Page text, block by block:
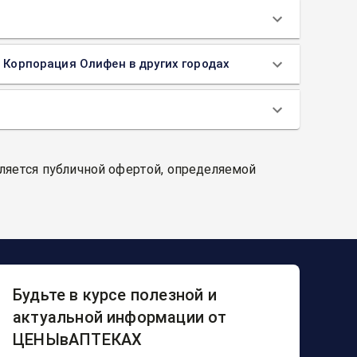
Олифен в других городах
публичной офертой, определяемой
Будьте в курсе полезной и
актуальной информации от
ЦЕНЫвАПТЕКАХ